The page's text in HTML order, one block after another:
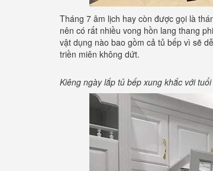
Tháng 7 âm lịch hay còn được gọi là
nên có rất nhiều vong hồn lang thang
vật dụng nào bao gồm cả tủ bếp vì sẽ
triền miên không dứt.
Kiêng ngày lắp tủ bếp xung khắc với